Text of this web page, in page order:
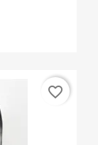
favorite_border